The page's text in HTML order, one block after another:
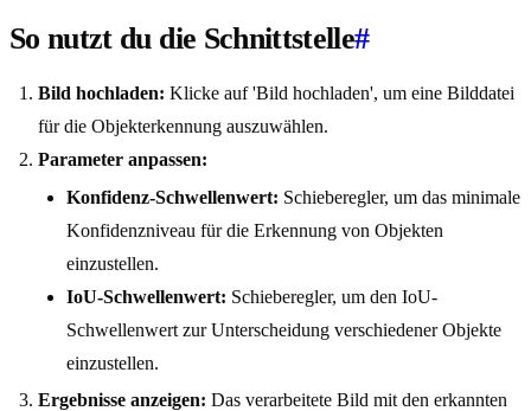
So nutzt du die Schnittstelle#
Bild hochladen: Klicke auf 'Bild hochladen', um eine Bilddatei
für die Objekterkennung auszuwählen.
Parameter anpassen:
Konfidenz-Schwellenwert: Schieberegler, um das minimale
Konfidenzniveau für die Erkennung von Objekten
einzustellen.
IoU-Schwellenwert: Schieberegler, um den IoU-
Schwellenwert zur Unterscheidung verschiedener Objekte
einzustellen.
Ergebnisse anzeigen: Das verarbeitete Bild mit den erkannten